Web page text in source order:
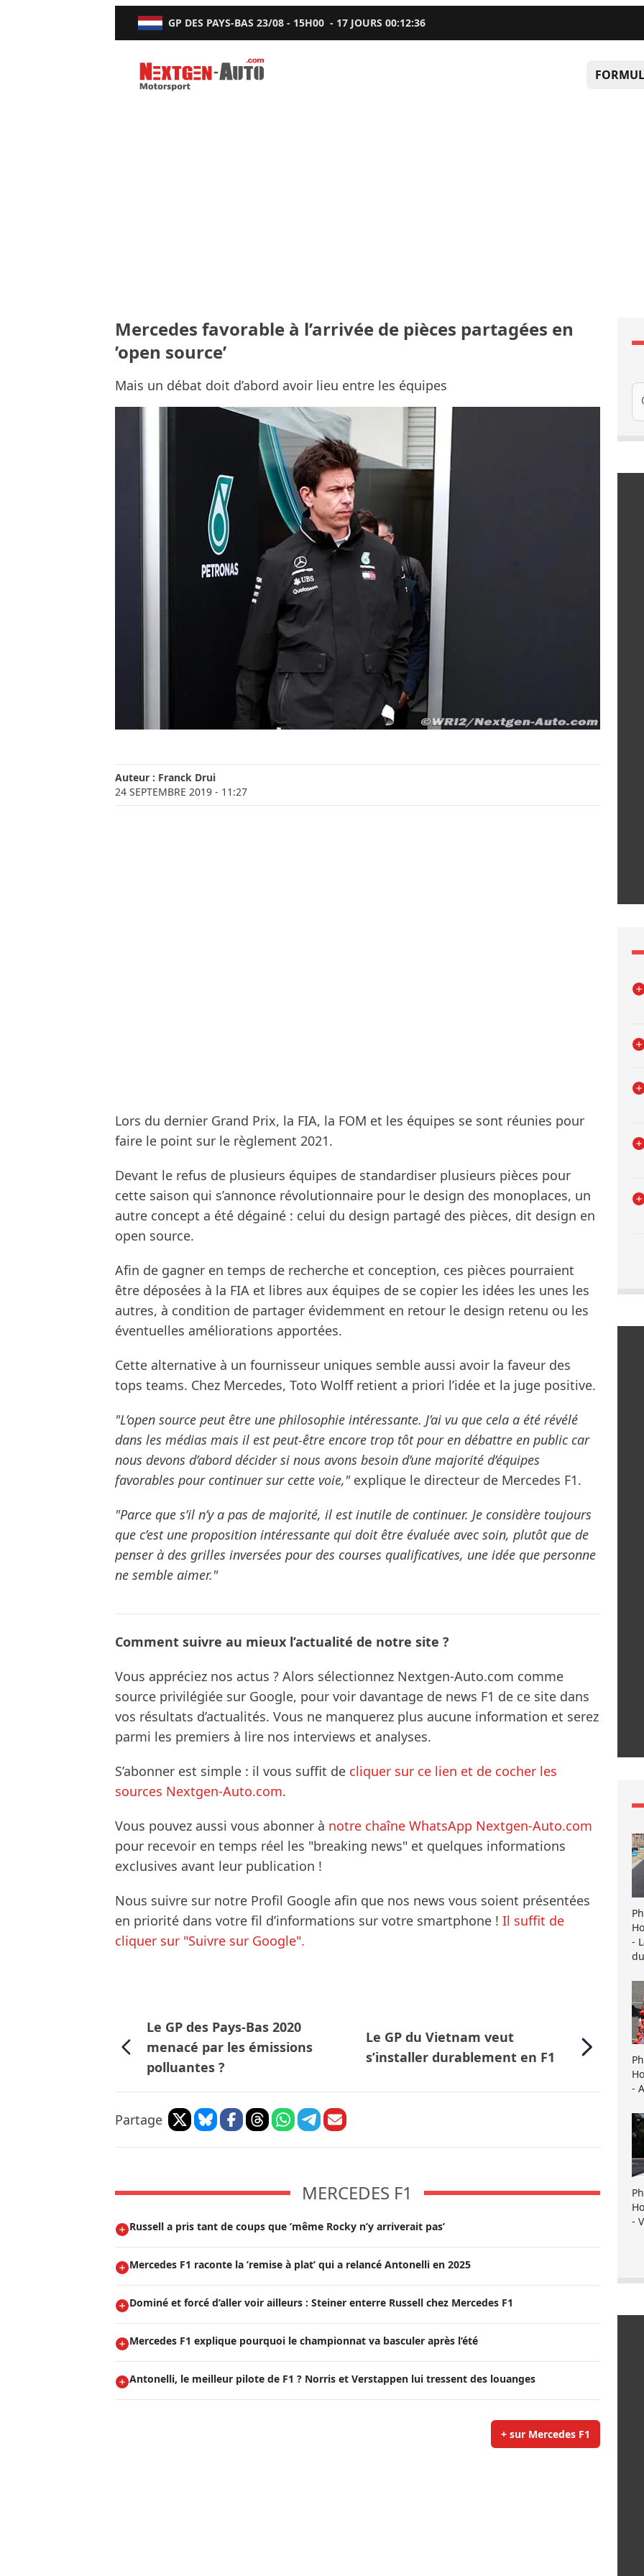
GP DES PAYS-BAS 23/08 - 15H00 - 17 JOURS00:12:35
Nextgen-Auto.com
Mercedes favorable à l’arrivée de pièces partagées en
’open source’
Mais un débat doit d’abord avoir lieu entre les équipes
Auteur : Franck Drui
24 SEPTEMBRE 2019 - 11:27
Lors du dernier Grand Prix, la FIA, la FOM et les équipes se sont réunies pour
faire le point sur le règlement 2021.
Devant le refus de plusieurs équipes de standardiser plusieurs pièces pour
cette saison qui s’annonce révolutionnaire pour le design des monoplaces, un
autre concept a été dégainé : celui du design partagé des pièces, dit design en
open source.
Afin de gagner en temps de recherche et conception, ces pièces pourraient
être déposées à la FIA et libres aux équipes de se copier les idées les unes les
autres, à condition de partager évidemment en retour le design retenu ou les
éventuelles améliorations apportées.
Cette alternative à un fournisseur uniques semble aussi avoir la faveur des
tops teams. Chez Mercedes, Toto Wolff retient a priori l’idée et la juge positive.
"L’open source peut être une philosophie intéressante. J’ai vu que cela a été révélé
dans les médias mais il est peut-être encore trop tôt pour en débattre en public car
nous devons d’abord décider si nous avons besoin d’une majorité d’équipes
favorables pour continuer sur cette voie,"explique le directeur de Mercedes F1.
"Parce que s’il n’y a pas de majorité, il est inutile de continuer. Je considère toujours
que c’est une proposition intéressante qui doit être évaluée avec soin, plutôt que de
penser à des grilles inversées pour des courses qualificatives, une idée que personne
ne semble aimer."
Comment suivre au mieux l’actualité de notre site ?
Vous appréciez nos actus ? Alors sélectionnez Nextgen-Auto.com comme
source privilégiée sur Google, pour voir davantage de news F1 de ce site dans
vos résultats d’actualités. Vous ne manquerez plus aucune information et serez
parmi les premiers à lire nos interviews et analyses.
S’abonner est simple : il vous suffit de cliquer sur ce lien et de cocher les
sources Nextgen-Auto.com.
Vous pouvez aussi vous abonner à notre chaîne WhatsApp Nextgen-Auto.com
pour recevoir en temps réel les "breaking news" et quelques informations
exclusives avant leur publication !
Nous suivre sur notre Profil Google afin que nos news vous soient présentées
en priorité dans votre fil d’informations sur votre smartphone ! Il suffit de
cliquer sur "Suivre sur Google".
Le GP des Pays-Bas 2020
menacé par les émissions
polluantes ?
Le GP du Vietnam veut
s’installer durablement en F1
Partage
MERCEDES F1
Russell a pris tant de coups que ’même Rocky n’y arriverait pas’
Mercedes F1 raconte la ’remise à plat’ qui a relancé Antonelli en 2025
Dominé et forcé d’aller voir ailleurs : Steiner enterre Russell chez Mercedes F1
Mercedes F1 explique pourquoi le championnat va basculer après l’été
Antonelli, le meilleur pilote de F1 ? Norris et Verstappen lui tressent des louanges
+ sur Mercedes F1
-
-
-